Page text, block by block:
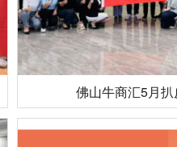
佛山牛商汇5月扒